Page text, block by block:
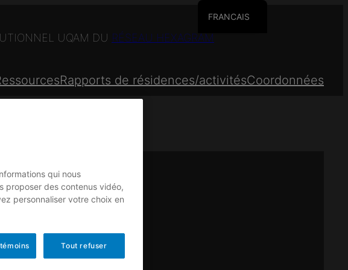
UQAM DU RÉSEAU HEXAGRAM
Rapports de résidences/activitésCoordonnées
FRANCAIS
ENGLISH
qui nous
proposer des contenus vidéo,
personnaliser votre choix en
Tout refuser